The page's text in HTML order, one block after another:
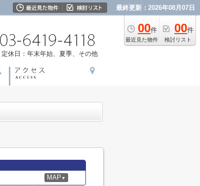
最終更新：2026年08月07日
00件
最近見た物件
00件
検討リスト
定休日：年末年始、夏季、その他
MAP ▼